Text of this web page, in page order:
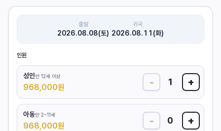
출발
2026.08.08(토)
귀국
2026.08.11(화)
인원
성인만 12세 이상
968,000원 - 1 +
아동만 2~11세
968,000원 - 0 +